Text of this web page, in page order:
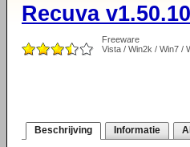
Recuva
Freeware
Vista / Win2k / Win7 /
Beschrijving Informatie